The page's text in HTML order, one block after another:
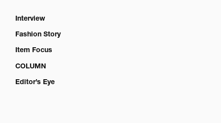
Interview
Fashion Story
Item Focus
COLUMN
Editor’s Eye